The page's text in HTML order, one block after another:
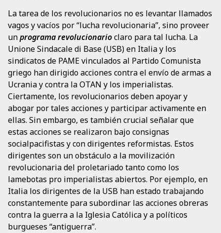
La tarea de los revolucionarios no es levantar llamados
vagos y vacíos por “lucha revolucionaria”, sino proveer
unprograma revolucionarioclaro para tal lucha. La
Unione Sindacale di Base (USB) en Italia y los
sindicatos de PAME vinculados al Partido Comunista
griego han dirigido acciones contra el envío de armas a
Ucrania y contra la OTAN y los imperialistas.
Ciertamente, los revolucionarios deben apoyar y
abogar por tales acciones y participar activamente en
ellas. Sin embargo, es también crucial señalar que
estas acciones se realizaron bajo consignas
socialpacifistas y con dirigentes reformistas. Estos
dirigentes son un obstáculo a la movilización
revolucionaria del proletariado tanto como los
lamebotas pro imperialistas abiertos. Por ejemplo, en
Italia los dirigentes de la USB han estado trabajando
constantemente para subordinar las acciones obreras
contra la guerra a la Iglesia Católica y a políticos
burgueses “antiguerra”.